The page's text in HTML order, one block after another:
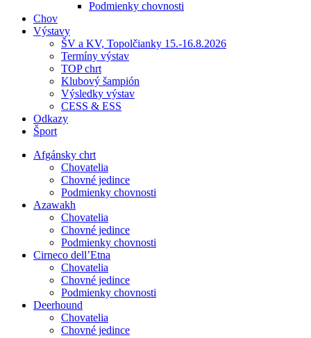
Podmienky chovnosti
Chov
Výstavy
ŠV a KV, Topolčianky 15.-16.8.2026
Termíny výstav
TOP chrt
Klubový šampión
Výsledky výstav
CESS & ESS
Odkazy
Šport
Afgánsky chrt
Chovatelia
Chovné jedince
Podmienky chovnosti
Azawakh
Chovatelia
Chovné jedince
Podmienky chovnosti
Cirneco dell’Etna
Chovatelia
Chovné jedince
Podmienky chovnosti
Deerhound
Chovatelia
Chovné jedince